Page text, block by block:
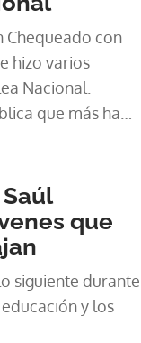
Chequeado con
hizo varios
Nacional.
que más ha
Es la Asamblea
deportivos,
encargada del
que
siguiente durante
y los